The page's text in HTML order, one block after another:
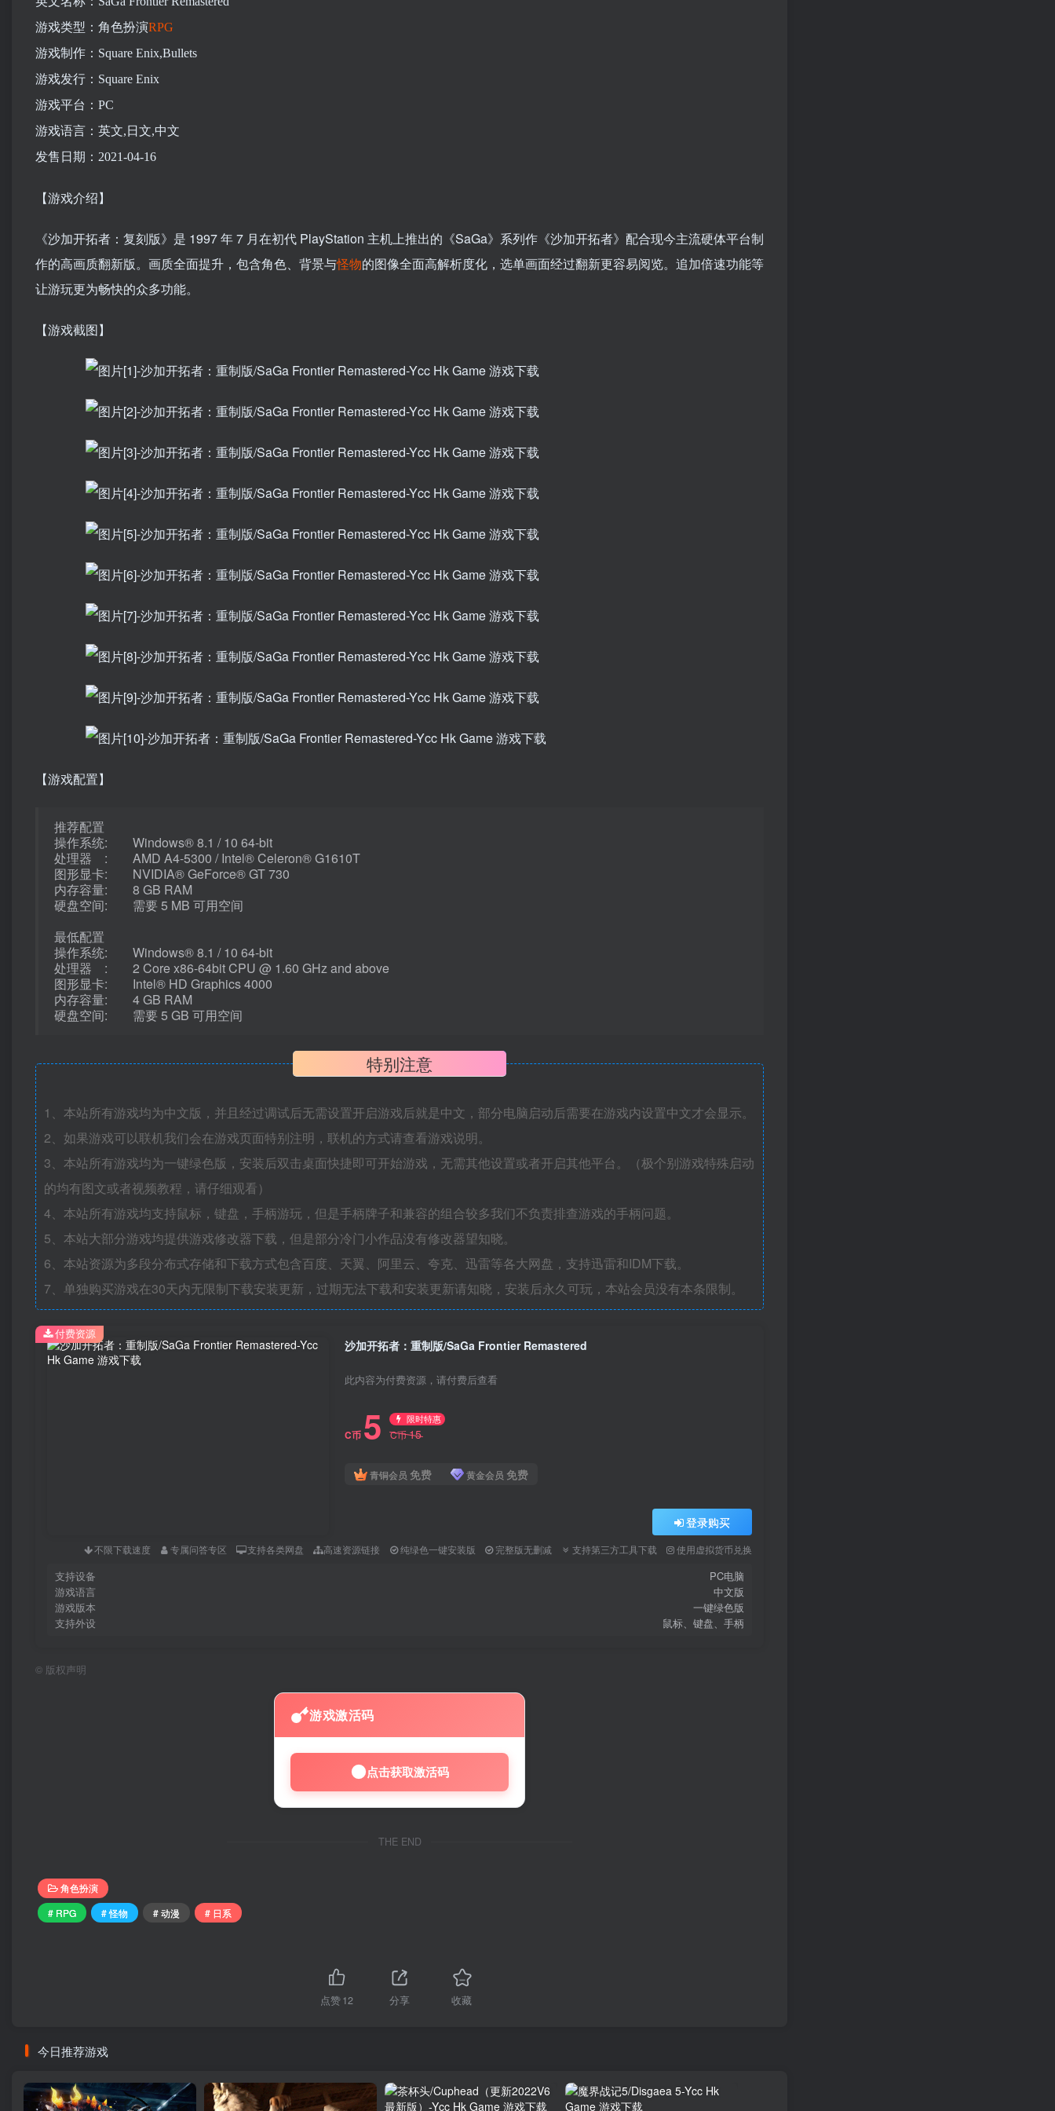
游戏类型：角色扮演RPG
游戏制作：Square Enix,Bullets
游戏发行：Square Enix
游戏平台：PC
游戏语言：英文,日文,中文
发售日期：2021-04-16
【游戏介绍】
《沙加开拓者：复刻版》是 1997 年 7 月在初代 PlayStation 主机上推出的《SaGa》系列作《沙加开拓者》配合现今主流硬体平台制
作的高画质翻新版。画质全面提升，包含角色、背景与怪物的图像全面高解析度化，选单画面经过翻新更容易阅览。追加倍速功能等
让游玩更为畅快的众多功能。
【游戏截图】
【游戏配置】
推荐配置
操作系统: Windows® 8.1 / 10 64-bit
处理器 : AMD A4-5300 / Intel® Celeron® G1610T
图形显卡: NVIDIA® GeForce® GT 730
内存容量: 8 GB RAM
硬盘空间: 需要 5 MB 可用空间
最低配置
操作系统: Windows® 8.1 / 10 64-bit
处理器 : 2 Core x86-64bit CPU @ 1.60 GHz and above
图形显卡: Intel® HD Graphics 4000
内存容量: 4 GB RAM
硬盘空间: 需要 5 GB 可用空间
特别注意
1、本站所有游戏均为中文版，并且经过调试后无需设置开启游戏后就是中文，部分电脑启动后需要在游戏内设置中文才会显示。
2、如果游戏可以联机我们会在游戏页面特别注明，联机的方式请查看游戏说明。
3、本站所有游戏均为一键绿色版，安装后双击桌面快捷即可开始游戏，无需其他设置或者开启其他平台。（极个别游戏特殊启动
的均有图文或者视频教程，请仔细观看）
4、本站所有游戏均支持鼠标，键盘，手柄游玩，但是手柄牌子和兼容的组合较多我们不负责排查游戏的手柄问题。
5、本站大部分游戏均提供游戏修改器下载，但是部分冷门小作品没有修改器望知晓。
6、本站资源为多段分布式存储和下载方式包含百度、天翼、阿里云、夸克、迅雷等各大网盘，支持迅雷和IDM下载。
7、单独购买游戏在30天内无限制下载安装更新，过期无法下载和安装更新请知晓，安装后永久可玩，本站会员没有本条限制。
沙加开拓者：重制版/SaGa Frontier Remastered
此内容为付费资源，请付费后查看
C币 5 限时特惠
C币15
青铜会员 免费 黄金会员 免费
登录购买
不限下载速度 专属问答专区 支持各类网盘 高速资源链接 纯绿色一键安装版 完整版无删减 支持第三方工具下载 使用虚拟货币兑换
支持设备
PC电脑
游戏语言
中文版
游戏版本
一键绿色版
支持外设
鼠标、键盘、手柄
付费资源
© 版权声明
游戏激活码
点击获取激活码
THE END
角色扮演
# RPG
# 怪物 # 动漫 # 日系
点赞12 分享 收藏
今日推荐游戏